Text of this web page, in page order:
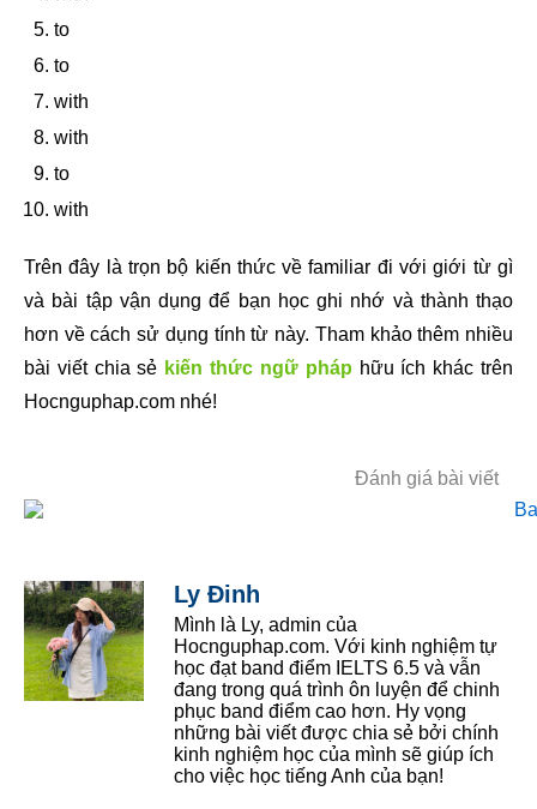
to
to
with
with
to
with
Trên đây là trọn bộ kiến thức về familiar đi với giới từ gì
và bài tập vận dụng để bạn học ghi nhớ và thành thạo
hơn về cách sử dụng tính từ này. Tham khảo thêm nhiều
bài viết chia sẻ kiến thức ngữ pháp hữu ích khác trên
Hocnguphap.com nhé!
Đánh giá bài viết
Ly Đinh
Mình là Ly, admin của
Hocnguphap.com. Với kinh nghiệm tự
học đạt band điểm IELTS 6.5 và vẫn
đang trong quá trình ôn luyện để chinh
phục band điểm cao hơn. Hy vọng
những bài viết được chia sẻ bởi chính
kinh nghiệm học của mình sẽ giúp ích
cho việc học tiếng Anh của bạn!